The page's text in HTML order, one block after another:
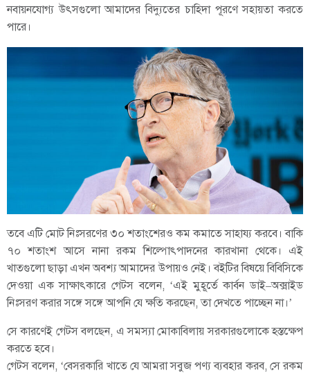
নবায়নযোগ্য উৎসগুলো আমাদের বিদ্যুতের চাহিদা পূরণে সহায়তা করতে
পারে।
তবে এটি মোট নিঃসরণের ৩০ শতাংশেরও কম কমাতে সাহায্য করবে। বাকি
৭০ শতাংশ আসে নানা রকম শিল্পোৎপাদনের কারখানা থেকে। এই
খাতগুলো ছাড়া এখন অবশ্য আমাদের উপায়ও নেই। বইটির বিষয়ে বিবিসিকে
দেওয়া এক সাক্ষাৎকারে গেটস বলেন, ‘এই মুহূর্তে কার্বন ডাই–অক্সাইড
নিঃসরণ করার সঙ্গে সঙ্গে আপনি যে ক্ষতি করছেন, তা দেখতে পাচ্ছেন না।’
সে কারণেই গেটস বলছেন, এ সমস্যা মোকাবিলায় সরকারগুলোকে হস্তক্ষেপ
করতে হবে।
গেটস বলেন, ‘বেসরকারি খাতে যে আমরা সবুজ পণ্য ব্যবহার করব, সে রকম